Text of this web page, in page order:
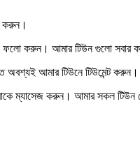
।
ফলো করুন। আমার টিউন গুলো সবার
অবশ্যই আমার টিউনেটিউমেন্ট করুন।
ম্যাসেজ করুন। আমার সকল টিউন